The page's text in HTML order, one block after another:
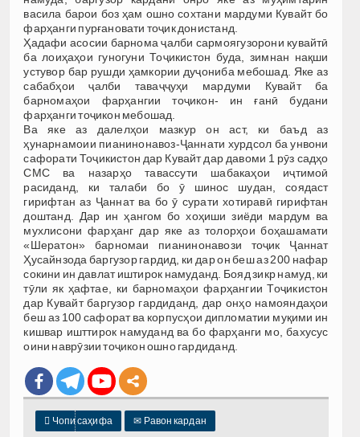
васила барои боз ҳам ошно сохтани мардуми Кувайт бо
фарҳанги пурғановати тоҷик донистанд.
Ҳадафи асосии барнома ҷалби сармоягузорони кувайтӣ
ба лоиҳаҳои гуногуни Тоҷикистон буда, зимнан нақши
устувор бар рушди ҳамкории дуҷониба мебошад. Яке аз
сабабҳои ҷалби таваҷҷуҳи мардуми Кувайт ба
барномаҳои фарҳангии тоҷикон- ин ғанӣ будани
фарҳанги тоҷикон мебошад.
Ва яке аз далелҳои мазкур он аст, ки баъд аз
ҳунарнамоии пианинонавоз-Ҷаннати хурдсол ба унвони
сафорати Тоҷикистон дар Кувайт дар давоми 1 рӯз садҳо
СМС ва назарҳо тавассути шабакаҳои иҷтимоӣ
расиданд, ки талаби бо ӯ шинос шудан, соядаст
гирифтан аз Ҷаннат ва бо ӯ сурати хотиравӣ гирифтан
доштанд. Дар ин ҳангом бо хоҳиши зиёди мардум ва
мухлисони фарҳанг дар яке аз толорҳои боҳашамати
«Шератон» барномаи пианинонавози тоҷик Ҷаннат
Ҳусайнзода баргузор гардид, ки дар он беш аз 200 нафар
сокини ин давлат иштирок намуданд. Бояд зикр намуд, ки
тӯли як ҳафтае, ки барномаҳои фарҳангии Тоҷикистон
дар Кувайт баргузор гардиданд, дар онҳо намояндаҳои
беш аз 100 сафорат ва корпусҳои дипломатии муқими ин
кишвар ишттирок намуданд ва бо фарҳанги мо, бахусус
оини наврӯзии тоҷикон ошно гардиданд.
 Чопи саҳифа ✉ Равон кардан